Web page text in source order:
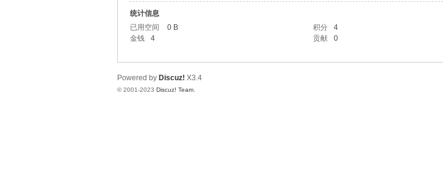
统计信息
已用空间
0 B 积分 4
金钱
4 贡献 0
Powered by Discuz! X3.4
© 2001-2023 Discuz! Team